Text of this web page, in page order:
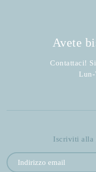
Avete
Contattaci!
Iscriviti alla